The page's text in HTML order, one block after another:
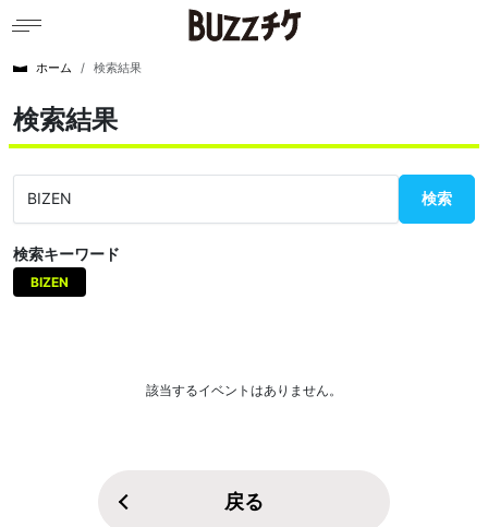
ホーム 検索結果
検索結果
検索
検索キーワード
BIZEN
該当するイベントはありません。
戻る